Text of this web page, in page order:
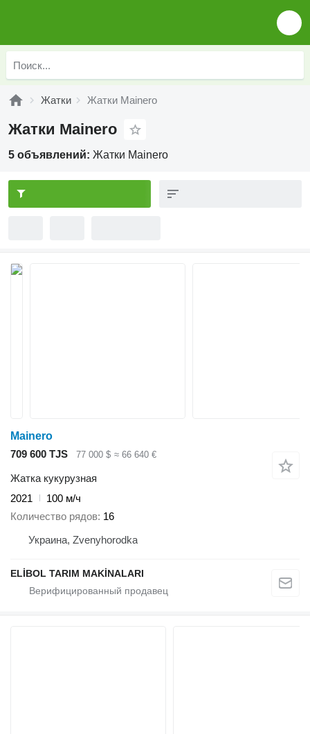
Жатки Жатки Mainero
Жатки Mainero
5 объявлений: Жатки Mainero
Mainero
709 600 TJS
77 000 $ ≈ 66 640 €
Жатка кукурузная
2021
100 м/ч
Количество рядов 16
Украина, Zvenyhorodka
ELİBOL TARIM MAKİNALARI